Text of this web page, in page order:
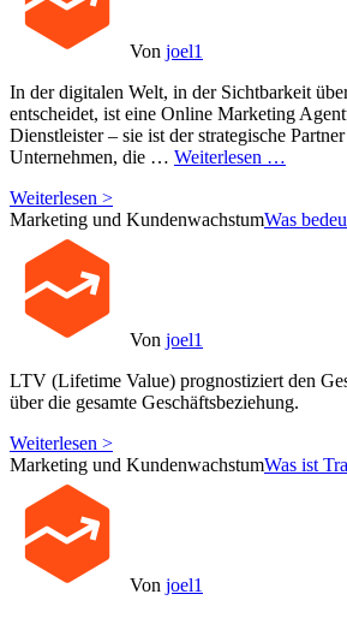
Von joel1
In der digitalen Welt, in der Sichtbarkeit
entscheidet, ist eine Online Marketing
Dienstleister – sie ist der strategische
Unternehmen, die … Weiterlesen …
Weiterlesen >
Marketing und KundenwachstumWas
Von joel1
LTV (Lifetime Value) prognostiziert den
über die gesamte Geschäftsbeziehung.
Weiterlesen >
Marketing und KundenwachstumWas ist
Von joel1